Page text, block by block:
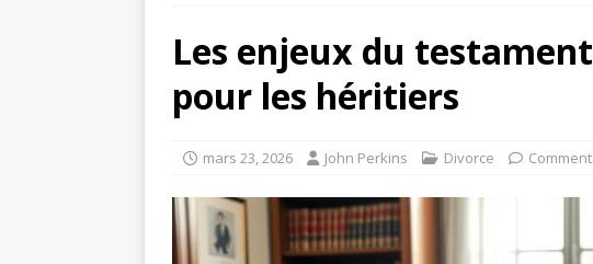
Les enjeux du
pour les héritiers
mars 23, 2026 John Perkins Divorce